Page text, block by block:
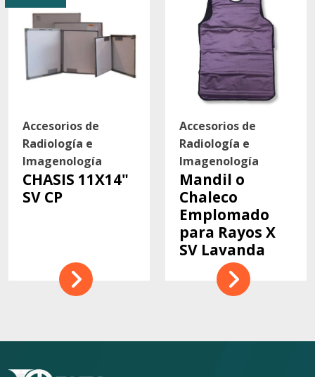
Accesorios de
Radiología e
Imagenología
CHASIS 11X14"
SV CP
Accesorios de
Radiología e
Imagenología
Mandil o
Chaleco
Emplomado
para Rayos X
SV Lavanda